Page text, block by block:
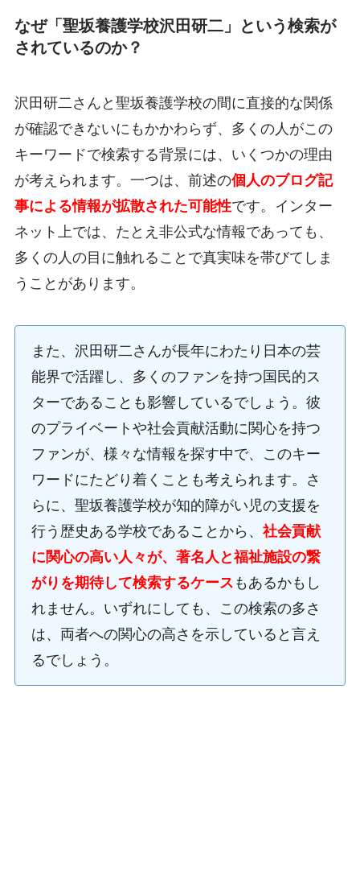
なぜ「聖坂養護学校沢田研二」という検索が
されているのか？
沢田研二さんと聖坂養護学校の間に直接的な関係
が確認できないにもかかわらず、多くの人がこの
キーワードで検索する背景には、いくつかの理由
が考えられます。一つは、前述の個人のブログ記
事による情報が拡散された可能性です。インター
ネット上では、たとえ非公式な情報であっても、
多くの人の目に触れることで真実味を帯びてしま
うことがあります。
また、沢田研二さんが長年にわたり日本の芸
能界で活躍し、多くのファンを持つ国民的ス
ターであることも影響しているでしょう。彼
のプライベートや社会貢献活動に関心を持つ
ファンが、様々な情報を探す中で、このキー
ワードにたどり着くことも考えられます。さ
らに、聖坂養護学校が知的障がい児の支援を
行う歴史ある学校であることから、 社会貢献
に関心の高い人々が、著名人と福祉施設の繋
がりを期待して検索するケース もあるかもし
れません。いずれにしても、この検索の多さ
は、両者への関心の高さを示していると言え
るでしょう。